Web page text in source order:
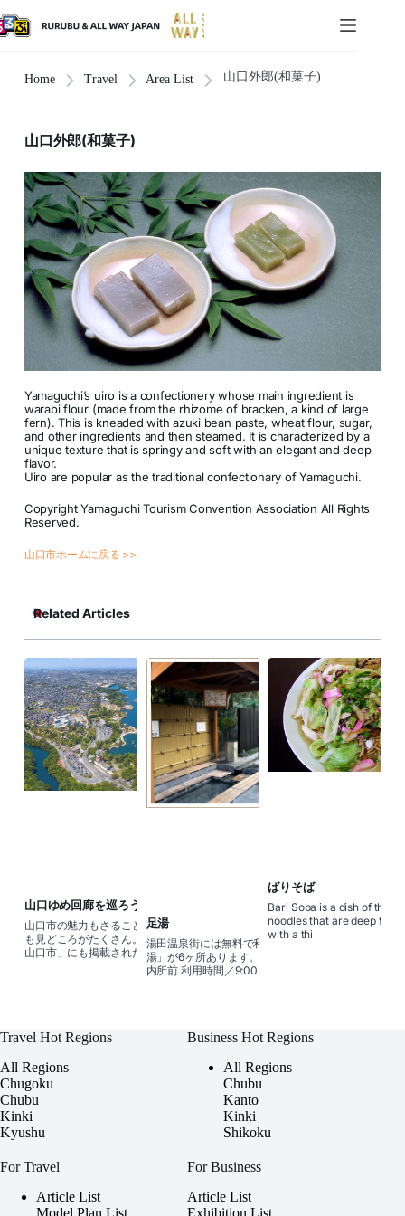
Home Travel Area List 山口外郎(和菓子)
山口外郎(和菓子)
Yamaguchi’s uiro is a confectionery whose main ingredient is
warabi flour (made from the rhizome of bracken, a kind of large
fern). This is kneaded with azuki bean paste, wheat flour, sugar,
and other ingredients and then steamed. It is characterized by a
unique texture that is springy and soft with an elegant and deep
flavor.
Uiro are popular as the traditional confectionary of Yamaguchi.
Copyright Yamaguchi Tourism Convention Association All Rights
Reserved.
山口市ホームに戻る >>
Related Articles
山口ゆめ回廊を巡ろう
山口市の魅力もさることながら近隣地域
も見どころがたくさん。 「地球の歩き方
山口市」にも掲載された魅力ある近隣６
市町を紹介！ちょっと足を延ばして、山
口市にプラスαで楽しもう！ 山口
足湯
湯田温泉街には無料で利用できる「足
湯」が6ヶ所あります。 (1)湯田温泉観光案
内所前 利用時間／9:00～22:00 県道204
ばりそば
Bari Soba is a dish of
noodles that are deep
with a thi
Travel Hot Regions
All Regions
Chugoku
Chubu
Kinki
Kyushu
Business Hot Regions
All Regions
Chubu
Kanto
Kinki
Shikoku
For Travel
Article List
Model Plan List
For Business
Article List
Exhibition List